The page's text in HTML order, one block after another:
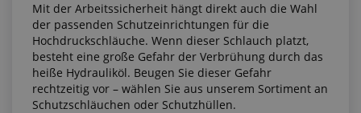
Mit der Arbeitssicherheit hängt direkt auch die Wahl
der passenden Schutzeinrichtungen für die
Hochdruckschläuche. Wenn dieser Schlauch platzt,
besteht eine große Gefahr der Verbrühung durch das
heiße Hydrauliköl. Beugen Sie dieser Gefahr
rechtzeitig vor – wählen Sie aus unserem Sortiment an
Schutzschläuchen oder Schutzhüllen.